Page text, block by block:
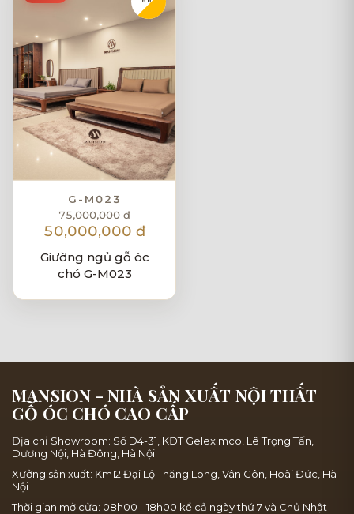
G-M023
75,000,000 đ
50,000,000 đ
Giường ngủ gỗ óc
chó G-M023
MANSION - NHÀ SẢN XUẤT NỘI THẤT
GỖ ÓC CHÓ CAO CẤP
Địa chỉ Showroom: Số D4-31, KĐT Geleximco, Lê Trọng Tấn,
Dương Nội, Hà Đông, Hà Nội
Xưởng sản xuất: Km12 Đại Lộ Thăng Long, Vân Côn, Hoài Đức, Hà
Nội
Thời gian mở cửa: 08h00 - 18h00 kể cả ngày thứ 7 và Chủ Nhật